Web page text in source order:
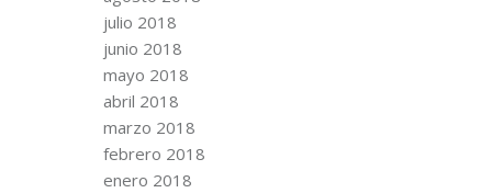
julio 2018
junio 2018
mayo 2018
abril 2018
marzo 2018
febrero 2018
enero 2018